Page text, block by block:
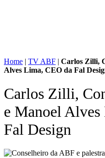
Home | TV ABF | Carlos Zilli,
Alves Lima, CEO da Fal
Carlos Zilli,
e Manoel
Fal Design